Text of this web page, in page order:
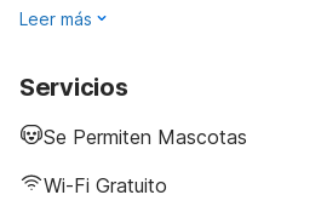
Leer más
Servicios
Se Permiten Mascotas
Wi-Fi Gratuito